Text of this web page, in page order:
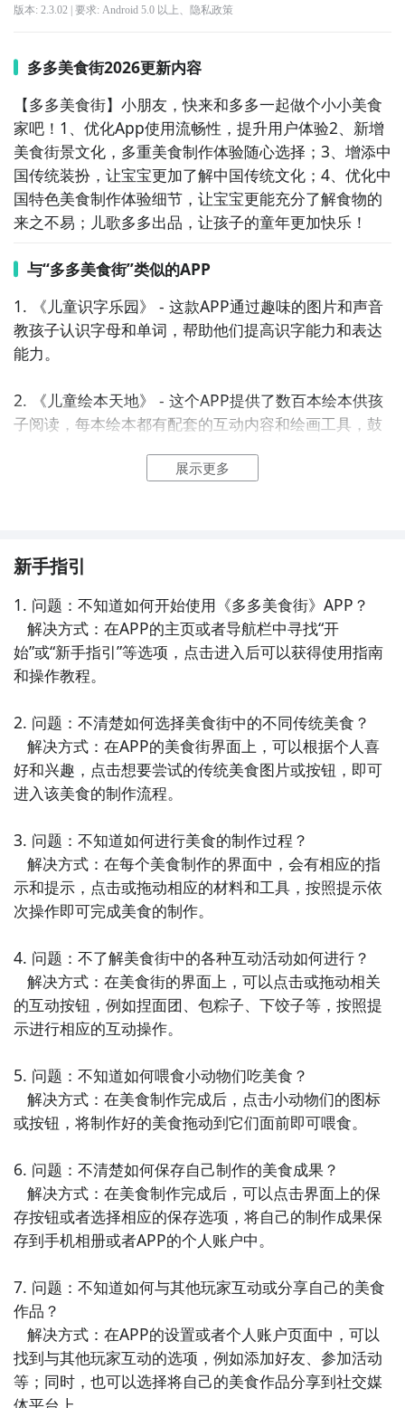
版本: 2.3.02 | 要求: Android 5.0 以上、 隐私政策
多多美食街2026更新内容
【多多美食街】小朋友，快来和多多一起做个小小美食
家吧！1、优化App使用流畅性，提升用户体验2、新增
美食街景文化，多重美食制作体验随心选择；3、增添中
国传统装扮，让宝宝更加了解中国传统文化；4、优化中
国特色美食制作体验细节，让宝宝更能充分了解食物的
来之不易；儿歌多多出品，让孩子的童年更加快乐！
与“多多美食街”类似的APP
1. 《儿童识字乐园》 - 这款APP通过趣味的图片和声音
教孩子认识字母和单词，帮助他们提高识字能力和表达
能力。
2. 《儿童绘本天地》 - 这个APP提供了数百本绘本供孩
子阅读，每本绘本都有配套的互动内容和绘画工具，鼓
的教程和素材，父母可以与孩子一起制作手工艺品，增
强亲子关系和创造力。
5. 《亲子健身乐园》 - 这个APP通过动作指导和有趣的
提升亲子互动。
6. 《儿童音乐乐园》 - 这款APP提供了丰富的儿童音乐
和音乐教育内容，包括儿歌、乐器演奏和音乐游戏，培
7. 《亲子手工坊》 - 这个APP提供了许多亲子手工活动
的教程和材料，帮助家长和孩子一起创造美丽的手工作
品，培养动手能力和创造力。
8. 《宝宝睡前故事》 - 这款APP提供了数百个睡前故事
供家长讲给孩子听，帮助孩子放松身心，培养阅读习惯
和想象力。
目的地和旅行建议，包括亲子旅行攻略和旅行活动，帮
助家庭共同享受旅行乐趣。
一起制作的美食食谱和烹饪教程，鼓励家长和孩子一起
享受烹饪乐趣和培养健康饮食习惯。
展示更多
新手指引
1. 问题：不知道如何开始使用《多多美食街》APP？
始”或“新手指引”等选项，点击进入后可以获得使用指南
和操作教程。
2. 问题：不清楚如何选择美食街中的不同传统美食？
好和兴趣，点击想要尝试的传统美食图片或按钮，即可
进入该美食的制作流程。
3. 问题：不知道如何进行美食的制作过程？
示和提示，点击或拖动相应的材料和工具，按照提示依
次操作即可完成美食的制作。
4. 问题：不了解美食街中的各种互动活动如何进行？
的互动按钮，例如捏面团、包粽子、下饺子等，按照提
示进行相应的互动操作。
5. 问题：不知道如何喂食小动物们吃美食？
或按钮，将制作好的美食拖动到它们面前即可喂食。
6. 问题：不清楚如何保存自己制作的美食成果？
存按钮或者选择相应的保存选项，将自己的制作成果保
存到手机相册或者APP的个人账户中。
7. 问题：不知道如何与其他玩家互动或分享自己的美食
作品？
找到与其他玩家互动的选项，例如添加好友、参加活动
等；同时，也可以选择将自己的美食作品分享到社交媒